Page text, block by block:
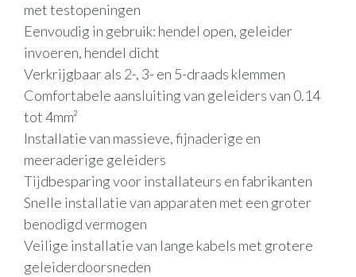
met testopeningen
Eenvoudig in gebruik: hendel open, geleider
invoeren, hendel dicht
Verkrijgbaar als 2-, 3- en 5-draads klemmen
Comfortabele aansluiting van geleiders van 0.14
tot 4mm²
Installatie van massieve, fijnaderige en
meeraderige geleiders
Tijdbesparing voor installateurs en fabrikanten
Snelle installatie van apparaten met een groter
benodigd vermogen
Veilige installatie van lange kabels met grotere
geleiderdoorsneden